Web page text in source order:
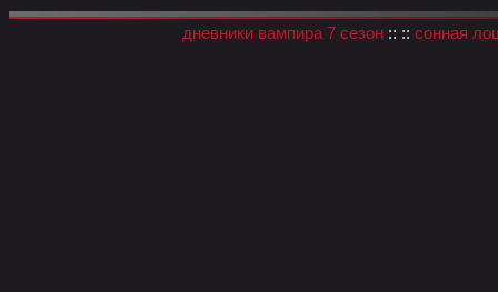
дневники вампира 7 сезон:: :: сонная